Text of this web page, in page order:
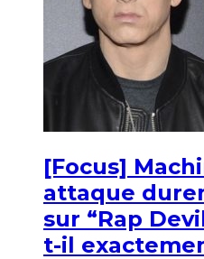
[Focus]
attaque
sur “Rap
t-il